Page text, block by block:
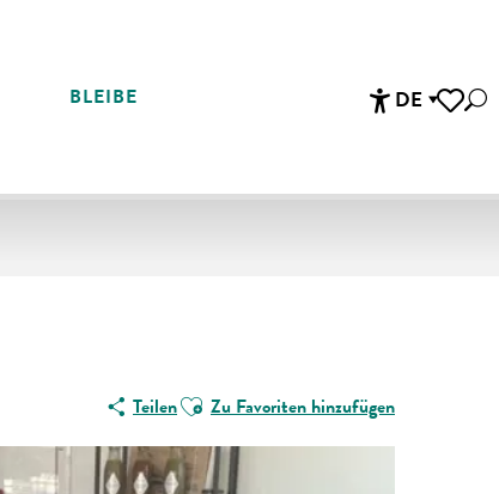
DE
BLEIBE
TeilenAjouter aux favoris
Zu Favoriten hinzufügen